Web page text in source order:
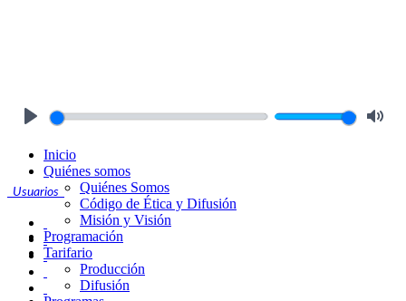
Usuarios
Inicio
Quiénes somos
Quiénes Somos
Código de Ética y Difusión
Misión y Visión
Programación
Tarifario
Producción
Difusión